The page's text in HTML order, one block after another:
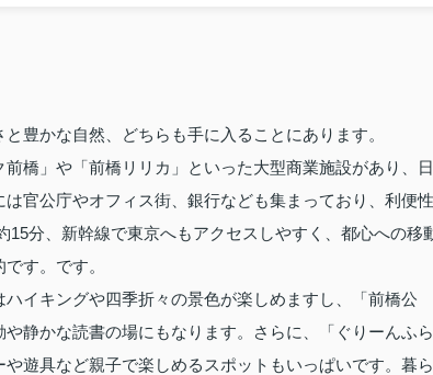
豊かな自然、どちらも手に入ることにあります。
橋」や「前橋リリカ」といった大型商業施設があり、日
官公庁やオフィス街、銀行なども集まっており、利便性
分、新幹線で東京へもアクセスしやすく、都心への移
す。です。
イキングや四季折々の景色が楽しめますし、「前橋公
静かな読書の場にもなります。さらに、「ぐりーんふら
遊具など親子で楽しめるスポットもいっぱいです。暮ら